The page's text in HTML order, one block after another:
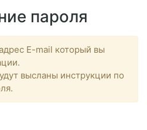
пароля
E-mail который вы
высланы инструкции по